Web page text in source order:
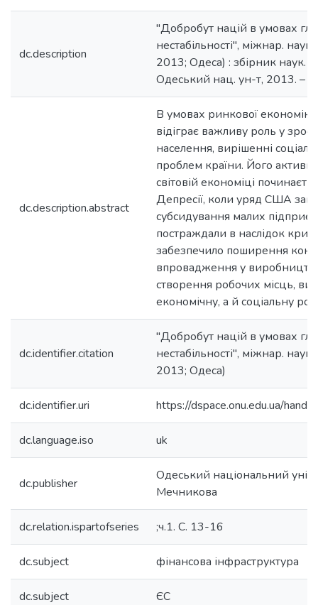
dc.description
"Добробут націй в умовах
нестабільності", міжнар.
2013; Одеса) : збірник наук.
Одеський нац. ун-т, 2013. –
dc.description.abstract
В умовах ринкової
відіграє важливу роль у
населення, вирішенні
проблем країни. Його
світовій економіці
Депресії, коли уряд США
субсидування малих
постраждали в наслідок
забезпечило поширення
впровадження у
створення робочих місць,
економічну, а й соціальну
dc.identifier.citation
"Добробут націй в умовах
нестабільності", міжнар.
2013; Одеса)
dc.identifier.uri https://dspace.onu.edu.ua/
dc.language.iso uk
dc.publisher
Одеський національний
Мечникова
dc.relation.ispartofseries ;ч.1. С. 13-16
dc.subject фінансова інфраструктура
dc.subject ЄС